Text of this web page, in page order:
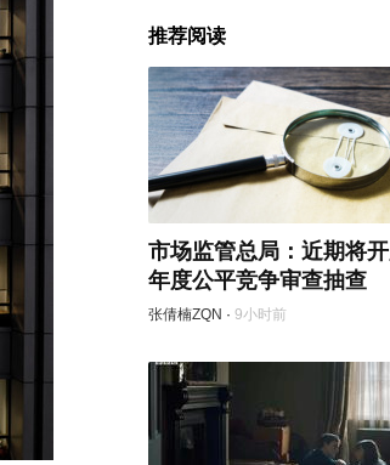
推荐阅读
市场监管总局：近期将
年度公平竞争审查抽查
张倩楠ZQN · 9小时前